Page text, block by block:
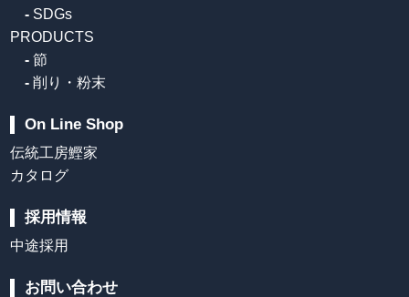
- SDGs
PRODUCTS
- 節
- 削り・粉末
On Line Shop
伝統工房鰹家
カタログ
採用情報
中途採用
お問い合わせ